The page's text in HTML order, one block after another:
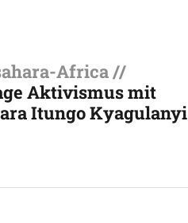
Africa //
Aktivismus mit
Itungo Kyagulanyi